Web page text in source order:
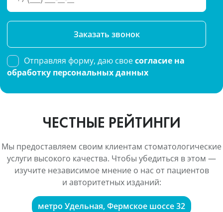
Please
this
field
empty.
Отправляя форму, даю своесогласие на
обработку персональных данных
ЧЕСТНЫЕ РЕЙТИНГИ
Мы предоставляем своим клиентам стоматологические
услуги высокого качества. Чтобы убедиться в этом —
изучите независимое мнение о нас от пациентов
и авторитетных изданий:
метро Удельная, Фермское шоссе 32